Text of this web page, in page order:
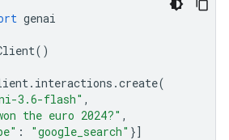
genai
()
. interactions .create(
3.6-flash" ,
the euro 2024?" ,
: "google_search" }]